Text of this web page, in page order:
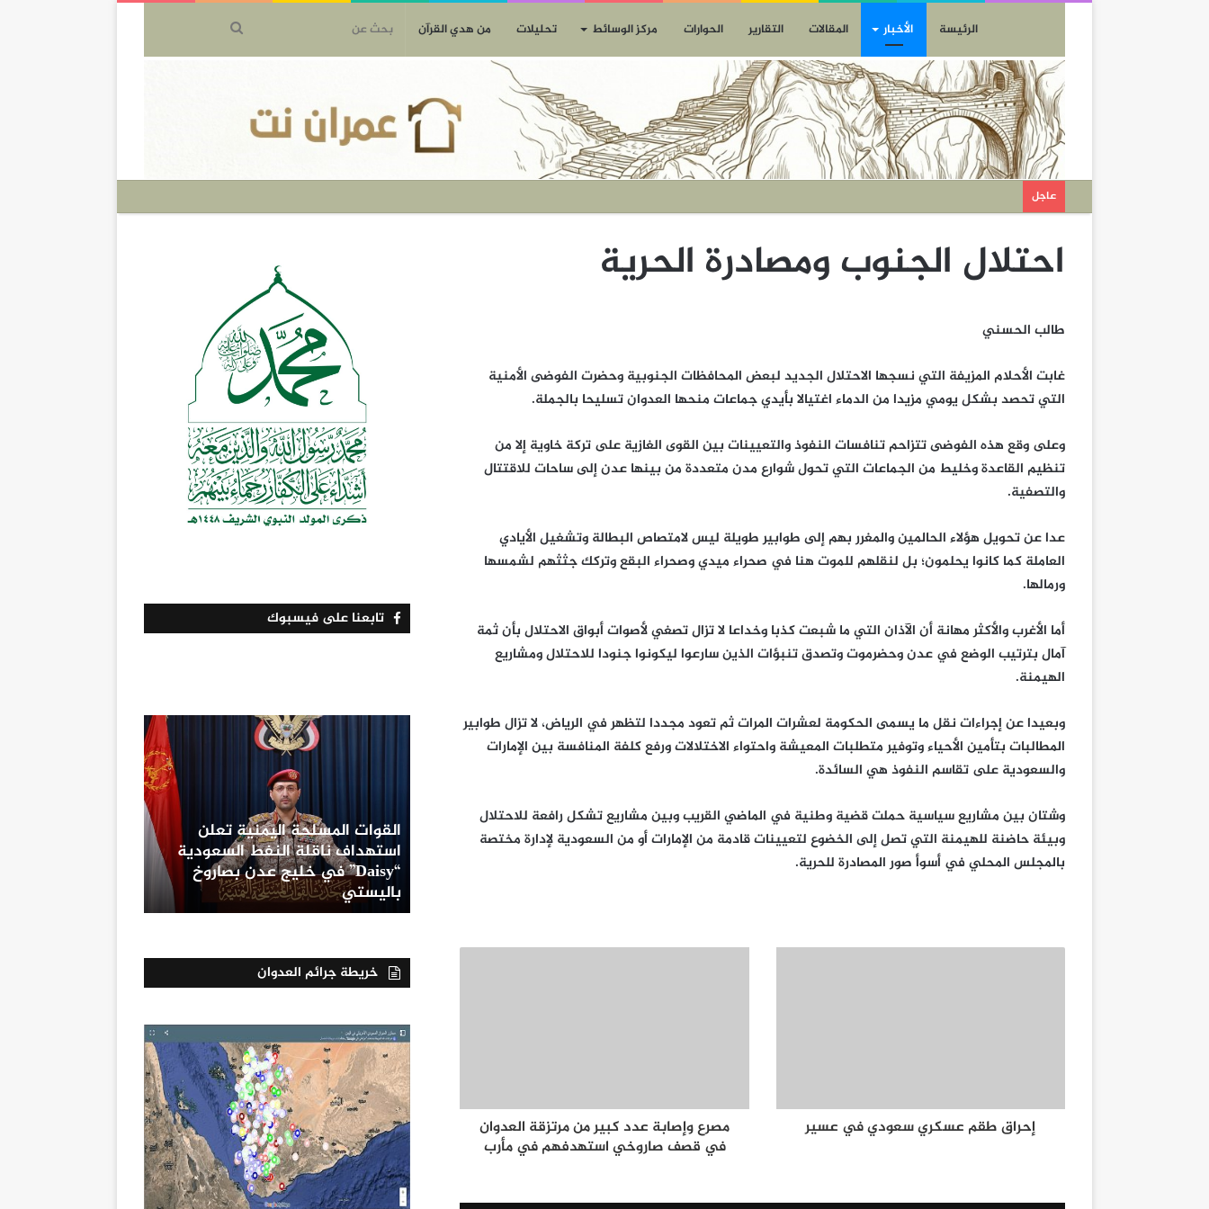
الرئيسة الأخبار المقالات التقارير الحوارات مركز الوسائط تحليلات من هدي القرآن
عاجل
احتلال الجنوب ومصادرة الحرية
طالب الحسني
غابت الأحلام المزيفة التي نسجها الاحتلال الجديد لبعض المحافظات الجنوبية وحضرت الفوضى الأمنية
التي تحصد بشكل يومي مزيدا من الدماء اغتيالا بأيدي جماعات منحها العدوان تسليحا بالجملة.
وعلى وقع هذه الفوضى تتزاحم تنافسات النفوذ والتعيينات بين القوى الغازية على تركة خاوية إلا من
تنظيم القاعدة وخليط من الجماعات التي تحول شوارع مدن متعددة من بينها عدن إلى ساحات للاقتتال
والتصفية.
عدا عن تحويل هؤلاء الحالمين والمغرر بهم إلى طوابير طويلة ليس لامتصاص البطالة وتشغيل الأيادي
العاملة كما كانوا يحلمون؛ بل لنقلهم للموت هنا في صحراء ميدي وصحراء البقع وتركك جثثهم لشمسها
ورمالها.
أما الأغرب والأكثر مهانة أن الآذان التي ما شبعت كذبا وخداعا لا تزال تصغي لأصوات أبواق الاحتلال بأن ثمة
آمال بترتيب الوضع في عدن وحضرموت وتصدق تنبؤات الذين سارعوا ليكونوا جنودا للاحتلال ومشاريع
الهيمنة.
وبعيدا عن إجراءات نقل ما يسمى الحكومة لعشرات المرات ثم تعود مجددا لتظهر في الرياض، لا تزال طوابير
المطالبات بتأمين الأحياء وتوفير متطلبات المعيشة واحتواء الاختلالات ورفع كلفة المنافسة بين الإمارات
والسعودية على تقاسم النفوذ هي السائدة.
وشتان بين مشاريع سياسية حملت قضية وطنية في الماضي القريب وبين مشاريع تشكل رافعة للاحتلال
وبيئة حاضنة للهيمنة التي تصل إلى الخضوع لتعيينات قادمة من الإمارات أو من السعودية لإدارة مختصة
بالمجلس المحلي في أسوأ صور المصادرة للحرية.
إحراق طقم عسكري سعودي في عسير
مصرع وإصابة عدد كبير من مرتزقة العدوان
في قصف صاروخي استهدفهم في مأرب
تابعنا على فيسبوك
القوات المسلحة اليمنية تعلن
استهداف ناقلة النفط السعودية
“Daisy” في خليج عدن بصاروخ
باليستي
خريطة جرائم العدوان